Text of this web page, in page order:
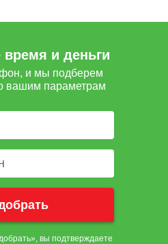
время и деньги
и мы подберем
вашим параметрам
вы подтверждаете